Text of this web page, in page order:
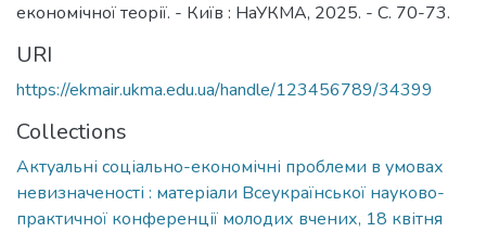
економічної теорії. - Київ : НаУКМА, 2025. - C. 70-73.
URI
https://ekmair.ukma.edu.ua/handle/123456789/34399
Collections
Актуальні соціально-економічні проблеми в умовах
невизначеності : матеріали Всеукраїнської науково-
практичної конференції молодих вчених, 18 квітня